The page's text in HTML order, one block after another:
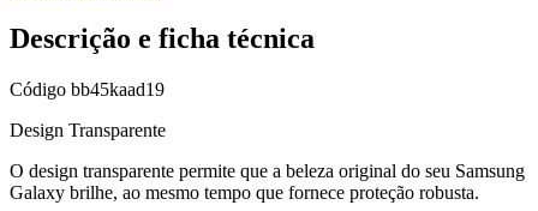
Descrição e ficha técnica
Código bb45kaad19
Design Transparente
O design transparente permite que a beleza original do seu Samsung
Galaxy brilhe, ao mesmo tempo que fornece proteção robusta.